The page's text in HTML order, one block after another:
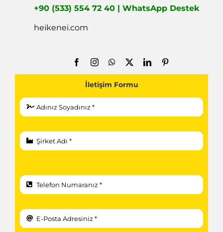
+90 (533) 554 72 40 | WhatsApp Destek
heikenei.com
İletişim Formu